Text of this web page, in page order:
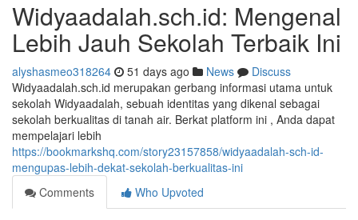
Widyaadalah.sch.id: Mengenal
Lebih Jauh Sekolah Terbaik Ini
alyshasmeo318264 51 days ago News
Discuss
Widyaadalah.sch.id merupakan gerbang informasi utama untuk
sekolah Widyaadalah, sebuah identitas yang dikenal sebagai
sekolah berkualitas di tanah air. Berkat platform ini , Anda dapat
mempelajari lebih
https://bookmarkshq.com/story23157858/widyaadalah-sch-id-
mengupas-lebih-dekat-sekolah-berkualitas-ini
Comments
Who Upvoted